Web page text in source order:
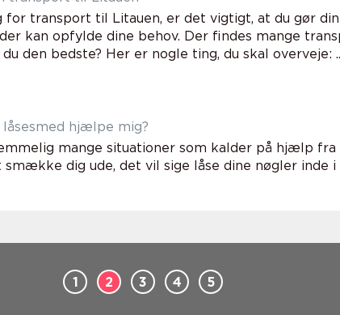
for transport til Litauen, er det vigtigt, at du gør
kan opfylde dine behov. Der findes mange
den bedste? Her er nogle ting, du skal overveje:
låsesmed hjælpe mig?
mange situationer som kalder på hjælp fra
smække dig ude, det vil sige låse dine nøgler inde
1 2 3 4 5